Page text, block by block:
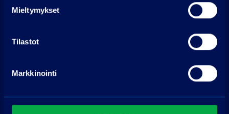
Mieltymykset
Tilastot
Markkinointi
Petikontie 12